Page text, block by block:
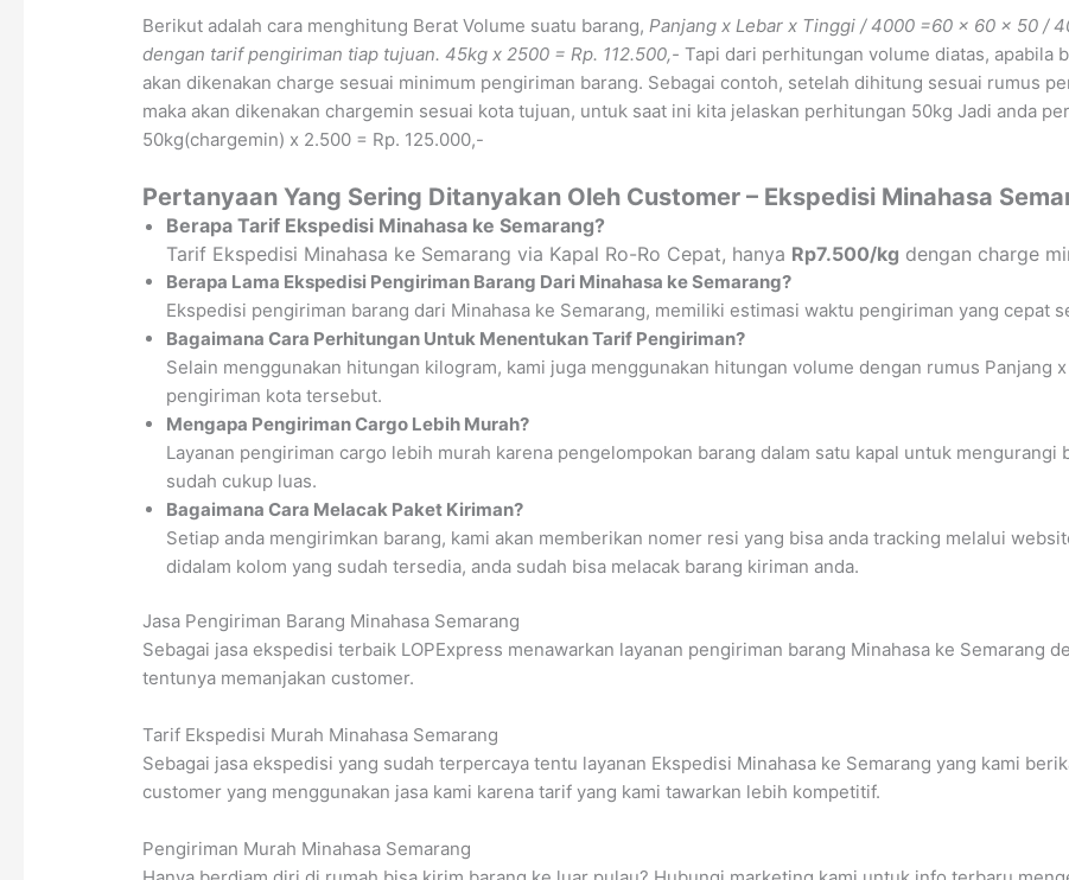
Berikut adalah cara menghitung Berat Volume suatu barang, Panjang x Lebar x Tinggi / 4000 =60 x 60 x 50 /
dengan tarif pengiriman tiap tujuan. 45kg x 2500 = Rp. 112.500,- Tapi dari perhitungan volume diatas, apabila
akan dikenakan charge sesuai minimum pengiriman barang. Sebagai contoh, setelah dihitung sesuai rumus
maka akan dikenakan chargemin sesuai kota tujuan, untuk saat ini kita jelaskan perhitungan 50kg Jadi anda
50kg(chargemin) x 2.500 = Rp. 125.000,-
Pertanyaan Yang Sering Ditanyakan Oleh Customer – Ekspedisi Minahasa
Berapa Tarif Ekspedisi Minahasa ke Semarang?
Tarif Ekspedisi Minahasa ke Semarang via Kapal Ro-Ro Cepat, hanya Rp7.500/kg dengan charge
Berapa Lama Ekspedisi Pengiriman Barang Dari Minahasa ke Semarang?
Ekspedisi pengiriman barang dari Minahasa ke Semarang, memiliki estimasi waktu pengiriman yang cepat
Bagaimana Cara Perhitungan Untuk Menentukan Tarif Pengiriman?
Selain menggunakan hitungan kilogram, kami juga menggunakan hitungan volume dengan rumus Panjang
pengiriman kota tersebut.
Mengapa Pengiriman Cargo Lebih Murah?
Layanan pengiriman cargo lebih murah karena pengelompokan barang dalam satu kapal untuk
sudah cukup luas.
Bagaimana Cara Melacak Paket Kiriman?
Setiap anda mengirimkan barang, kami akan memberikan nomer resi yang bisa anda tracking melalui
didalam kolom yang sudah tersedia, anda sudah bisa melacak barang kiriman anda.
Jasa Pengiriman Barang Minahasa Semarang
Sebagai jasa ekspedisi terbaik LOPExpress menawarkan layanan pengiriman barang Minahasa ke Semarang
tentunya memanjakan customer.
Tarif Ekspedisi Murah Minahasa Semarang
Sebagai jasa ekspedisi yang sudah terpercaya tentu layanan Ekspedisi Minahasa ke Semarang yang kami
customer yang menggunakan jasa kami karena tarif yang kami tawarkan lebih kompetitif.
Pengiriman Murah Minahasa Semarang